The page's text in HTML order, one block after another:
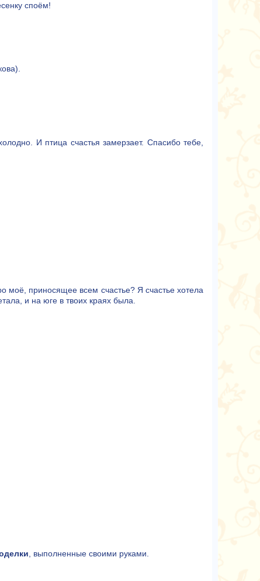
споём!
И птица счастья замерзает. Спасибо тебе,
приносящее всем счастье? Я счастье хотела
и на юге в твоих краях была.
, выполненные своими руками.